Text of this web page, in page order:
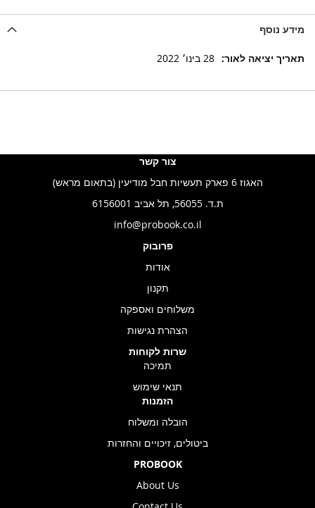
מידע נוסף
מידע
28 בינו׳ 2022
צור קשר
האגוז 6 פארק תעשיות חבל מודיעין (בתאום מראש)
ת.ד. 56055, תל אביב 6156001
info@probook.co.il
פרובוק
אודות
תקנון
משלוחים ואספקה
הצהרת נגישות
שרות לקוחות
תמיכה
תנאי שימוש
הזמנות
הובלה ומשלוח
ביטולים, זיכויים והחזרות
PROBOOK
About Us